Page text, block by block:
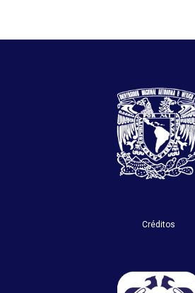
Créditos